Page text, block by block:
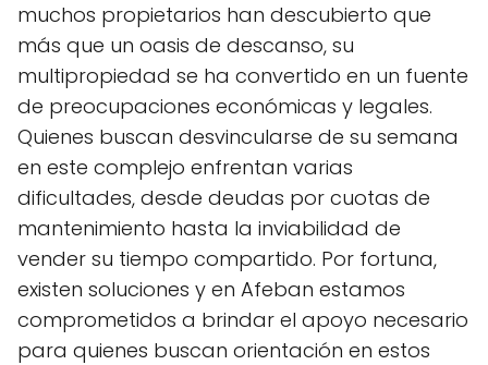
muchos propietarios han descubierto que
más que un oasis de descanso, su
multipropiedad se ha convertido en un fuente
de preocupaciones económicas y legales.
Quienes buscan desvincularse de su semana
en este complejo enfrentan varias
dificultades, desde deudas por cuotas de
mantenimiento hasta la inviabilidad de
vender su tiempo compartido. Por fortuna,
existen soluciones y en Afeban estamos
comprometidos a brindar el apoyo necesario
para quienes buscan orientación en estos